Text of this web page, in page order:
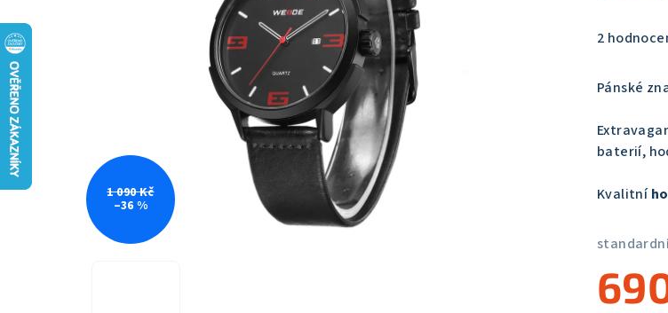
Průměrné
produktu
5,0
z
hvězdiček.
2
Pánské
baterií,
Kvalitní
1 090 Kč
–36 %